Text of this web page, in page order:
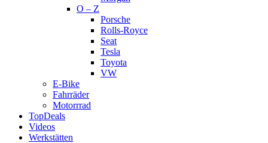
O – Z
Porsche
Rolls-Royce
Seat
Tesla
Toyota
VW
E-Bike
Fahrräder
Motorrrad
TopDeals
Videos
Werkstätten